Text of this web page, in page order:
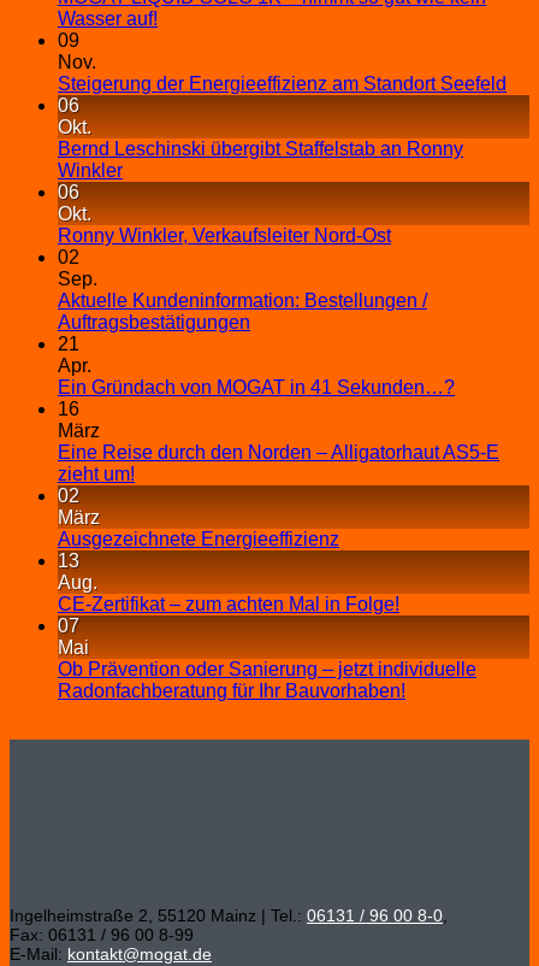
Wasser auf!
09
Nov.
Steigerung der Energieeffizienz am Standort Seefeld
06
Okt.
Bernd Leschinski übergibt Staffelstab an Ronny
Winkler
06
Okt.
Ronny Winkler, Verkaufsleiter Nord-Ost
02
Sep.
Aktuelle Kundeninformation: Bestellungen /
Auftragsbestätigungen
21
Apr.
Ein Gründach von MOGAT in 41 Sekunden…?
16
März
Eine Reise durch den Norden – Alligatorhaut AS5-E
zieht um!
02
März
Ausgezeichnete Energieeffizienz
13
Aug.
CE-Zertifikat – zum achten Mal in Folge!
07
Mai
Ob Prävention oder Sanierung – jetzt individuelle
Radonfachberatung für Ihr Bauvorhaben!
Ingelheimstraße 2, 55120 Mainz | Tel.: 06131 / 96 00 8-0
Fax: 06131 / 96 00 8-99
E-Mail: kontakt@mogat.de